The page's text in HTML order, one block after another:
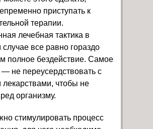
приступать к
терапии.
лечебная тактика в
все равно гораздо
полное бездействие. Самое
не переусердствовать с
чтобы не
организму.
стимулировать процесс